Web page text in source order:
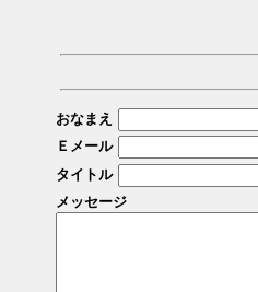
おなまえ
Ｅメール
タイトル
メッセージ